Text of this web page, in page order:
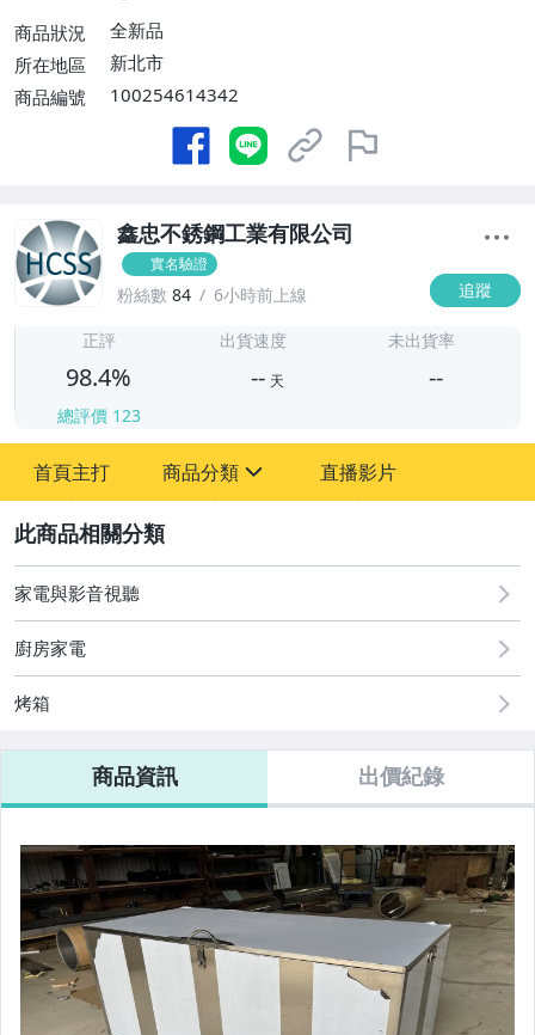
商品狀況
全新品
所在地區
新北市
商品編號
100254614342
鑫忠不銹鋼工業有限公司
實名驗證
粉絲數 84 6小時前上線 追蹤
正評
98.4%
總評價 123
出貨速度
-- 天
未出貨率
--
首頁主打 商品分類
居家、家具與園藝
家電與影音視聽
直播影片
家電與影音視聽
廚房家電
烤箱
商品資訊 出價紀錄